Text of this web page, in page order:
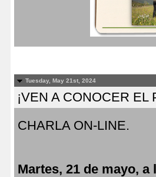
Tuesday, May 21st, 2024
¡VEN A CONOCER
CHARLA ON-LINE.
Martes, 21 de mayo, a